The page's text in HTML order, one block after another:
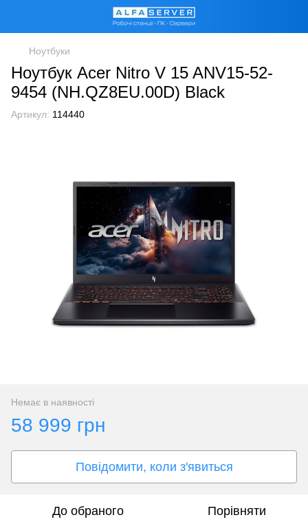
Ноутбуки
Ноутбук Acer Nitro V 15 ANV15-52-
9454 (NH.QZ8EU.00D) Black
Артикул: 114440
Немає в наявності
58 999 грн
Повідомити, коли з'явиться
До обраного Порівняти